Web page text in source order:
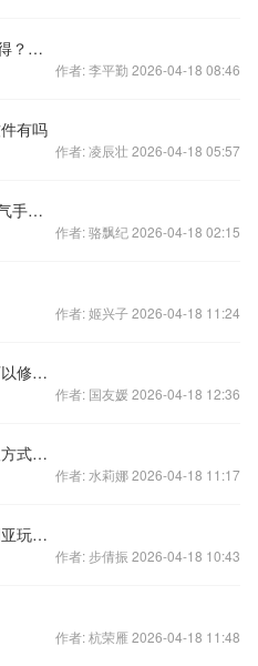
火影忍者手游宇智波斑奥义怎么得？宇智波斑帅气立绘曝光
作者: 李平勤 2026-04-18 08:46
有吗
作者: 凌辰壮 2026-04-18 05:57
手机商店app下载推荐哪些 高人气手机商店软件大全
作者: 骆飘纪 2026-04-18 02:15
作者: 姬兴子 2026-04-18 11:24
修改照片尺寸免费软件有哪些 可以修改照片尺寸的APP排行榜
作者: 国友媛 2026-04-18 12:36
剑灭逍遥装备怎么获取 装备获取方式一览
作者: 水莉娜 2026-04-18 11:17
火力苏打格罗利亚怎么玩 格罗利亚玩法技巧分享
作者: 步倩振 2026-04-18 10:43
作者: 杭荣雁 2026-04-18 11:48